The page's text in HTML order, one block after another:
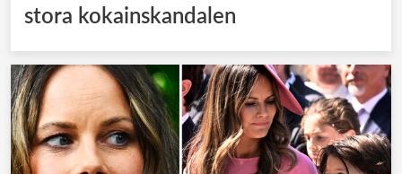
stora kokainskandalen